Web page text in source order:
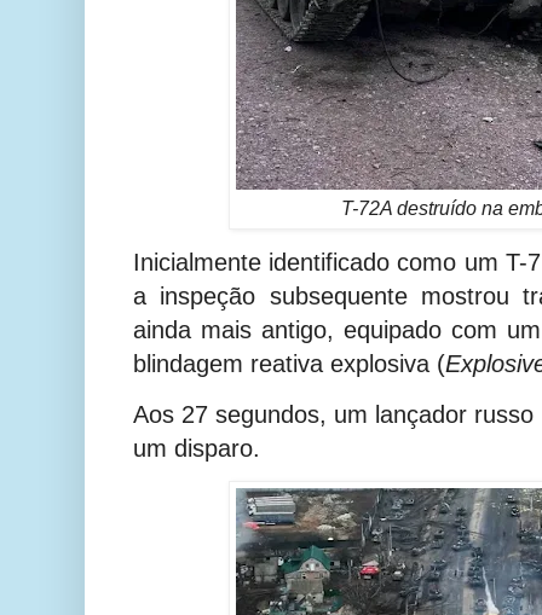
T-72A destruído na
Inicialmente identificado como um T-
a inspeção subsequente mostrou
ainda mais antigo, equipado com
blindagem reativa explosiva (E
Aos 27 segundos, um lançador
um disparo.